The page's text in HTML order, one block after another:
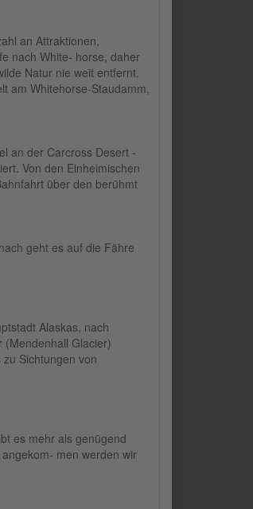
an Attraktionen,
nach White- horse, daher
Natur nie weit entfernt.
am Whitehorse-Staudamm,
an der Carcross Desert -
Von den Einheimischen
über den berühmt
geht es auf die Fähre
Alaskas, nach
(Mendenhall Glacier)
Sichtungen von
es mehr als genügend
men werden wir